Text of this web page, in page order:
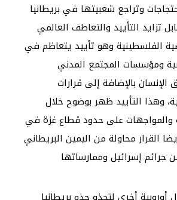
وتراجع شعبيتها في بريطانيا
تزايد التأييد والتعاطف العالمي
الفلسطينية وهو تأييد يتعاظم في
ومؤسسات المجتمع المدني
بالإضافة إلى قرارات
وهذا التأييد ظهر بوضوح خلال
والمواجهات على حدود قطاع غزة في
القرار محاولة من اليمين البريطاني
عن جرائم إسرائيل وممارساتها